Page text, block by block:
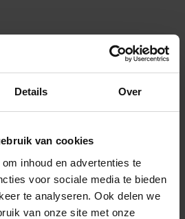
Details Over
van cookies
inhoud en advertenties te
voor sociale media te bieden
te analyseren. Ook delen we
van onze site met onze